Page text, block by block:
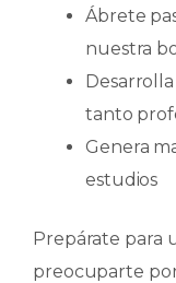
Ábrete
nuestra
tanto
Genera
estudios
Prepárate para
preocuparte